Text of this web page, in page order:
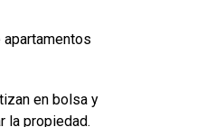
apartamentos
en bolsa y
la propiedad.